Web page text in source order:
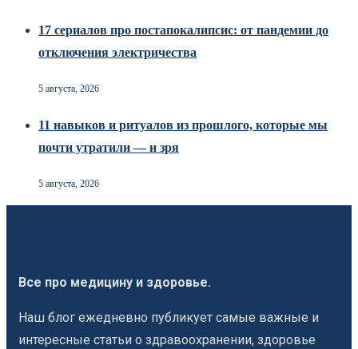
17 сериалов про постапокалипсис: от пандемии до
отключения электричества
5 августа, 2026
11 навыков и ритуалов из прошлого, которые мы
почти утратили — и зря
5 августа, 2026
Все про медицину и здоровье.
Наш блог ежедневно публикует самые важные и
интересные статьи о здравоохранении, здоровье